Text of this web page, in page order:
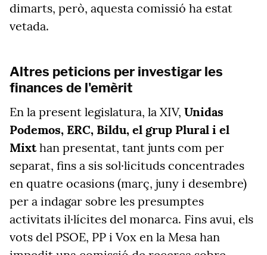
dimarts, però, aquesta comissió ha estat
vetada.
Altres peticions per investigar les
finances de l'emèrit
En la present legislatura, la XIV, Unidas
Podemos, ERC, Bildu, el grup Plural i el
Mixthan presentat, tant junts com per
separat, fins a sis sol·licituds concentrades
en quatre ocasions (març, juny i desembre)
per a indagar sobre les presumptes
activitats il·lícites del monarca. Fins avui, els
vots del PSOE, PP i Vox en la Mesa han